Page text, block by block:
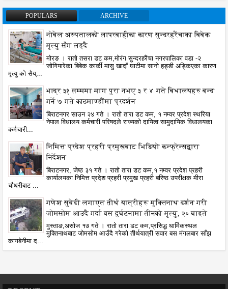
POPULARS ARCHIVE
नोबेल अस्पतालको लापरबाहीका कारण सुन्दरहरैंचाका बिबेक
मृत्यु सँग लड्दै
मोरङ । रातो तसरा डट कम,मोरंग सुन्दरहरैंचा नगरपालिका वडा -२
जोगियारेका बिबेक कार्की मासु खादाँ घाटीमा सानो हड्डी अड्किएका कारण
मृत्यु को सैय्...
भाद्र ३१ सम्ममा माग पुरा नभए ३ र ४ गते बिधालयहरु बन्द
गर्ने ७ गते काठमाण्डौंमा प्रदर्शन
बिराटनगर साउन २४ गते । रातो तारा डट कम, १ नम्वर प्रदेश स्थरिया
नेपाल विधालय कर्मचारी परिषदले राज्यको दायित्व सामुदायिक विधालयका
कर्मचारी...
निमित्त प्रदेश प्रहरी प्रमुखबाट भिडियो कन्फ्रेन्सद्वारा
निर्देशन
बिराटनगर, जेष्ठ ३१ गते । रातो तारा डट कम,१ नम्वर प्रदेश प्रहरी
कार्यालयका निमित्त प्रदेश प्रहरी प्रमुख प्रहरी बरिष्ठ उपरीक्षक मीरा
चौधरीबाट ...
गणेश सुवेदी लगाएत तीर्थ यात्रीहरू मुक्तिनाथ दर्शन गरी
जोमसोम आउदै गर्दा बस दुर्घटनामा तीनको मृत्यु, २० घाइते
मुस्ताङ,असोज १७ गते । रातो तारा डट कम,प्रसिद्ध धार्मिकस्थल
मुक्तिनाथबाट जोमसोम आउँदै गरेको तीर्थयात्री सवार बस मंगलबार साँझ
कागबेनीमा द...